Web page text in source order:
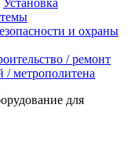
Установка
и охраны
/ ремонт
/ метрополитена
для